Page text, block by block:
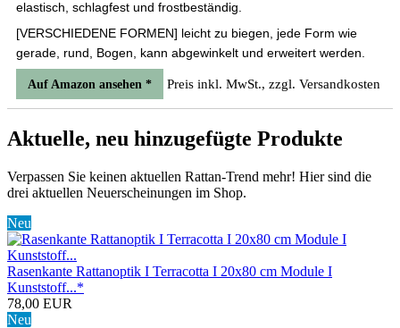
elastisch, schlagfest und frostbeständig.
[VERSCHIEDENE FORMEN] leicht zu biegen, jede Form wie
gerade, rund, Bogen, kann abgewinkelt und erweitert werden.
Auf Amazon ansehen * Preis inkl. MwSt., zzgl. Versandkosten
Aktuelle, neu hinzugefügte Produkte
Verpassen Sie keinen aktuellen Rattan-Trend mehr! Hier sind die
drei aktuellen Neuerscheinungen im Shop.
Neu
Rasenkante Rattanoptik I Terracotta I 20x80 cm Module I
Kunststoff...*
78,00 EUR
Neu